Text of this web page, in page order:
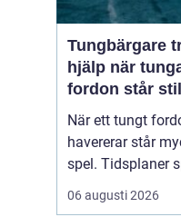
Tungbärgare trygg
hjälp när
fordon står
När ett tungt
havererar står
spel. Tidsplaner
gods blir försenat
trafiken kan
06 augusti 2026